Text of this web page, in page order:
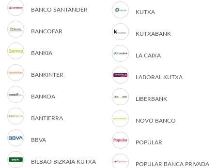
BANCO SANTANDER
BANCOFAR
BANKIA
BANKINTER
BANKOA
BANTIERRA
BBVA
BILBAO BIZKAIA KUTXA
KUTXA
KUTXABANK
LA CAIXA
LABORAL KUTXA
LIBERBANK
NOVO BANCO
POPULAR
POPULAR BANCA PRIVADA